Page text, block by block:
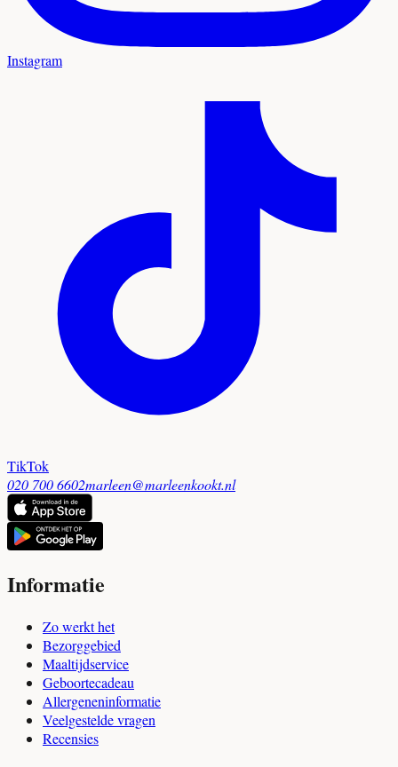
Instagram
TikTok
020 700 6602marleen@marleenkookt.nl
Informatie
Zo werkt het
Bezorggebied
Maaltijdservice
Geboortecadeau
Allergeneninformatie
Veelgestelde vragen
Recensies